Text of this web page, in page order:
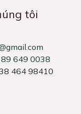
tôi
89 649 0038
464 98410